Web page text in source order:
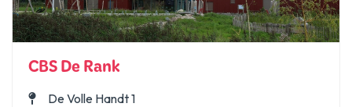
CBS De Rank
De Volle Handt 1